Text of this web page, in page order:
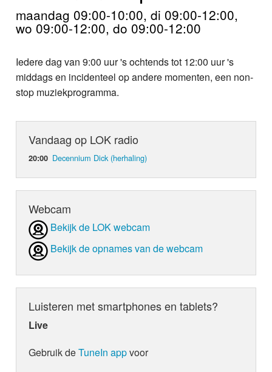
Programma's
Foto's
Webcam
maandag 09:00-10:00, di 09:00-12:00,
wo 09:00-12:00, do 09:00-12:00
Iedere dag van 9:00 uur 's ochtends tot 12:00 uur 's
middags en incidenteel op andere momenten, een non-
stop muziekprogramma.
Vandaag op LOK radio
20:00 Decennium Dick (herhaling)
Webcam
Bekijk de LOK webcam
Bekijk de opnames van de webcam
Luisteren met smartphones en tablets?
Live
Gebruik deTuneIn appvoor